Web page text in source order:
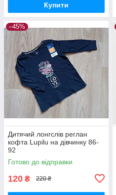
Купити
–45%
Дитячий лонгслів реглан
кофта Lupilu на дівчинку 86-
92
Готово до відправки
120 ₴ 220 ₴